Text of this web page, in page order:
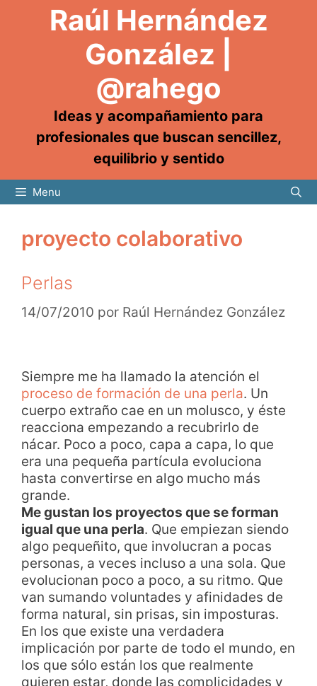
Raúl Hernández
González |
@rahego
Ideas y acompañamiento para
profesionales que buscan sencillez,
equilibrio y sentido
Menu
proyecto colaborativo
Perlas
14/07/2010 por Raúl Hernández González
Siempre me ha llamado la atención el
proceso de formación de una perla. Un
cuerpo extraño cae en un molusco, y éste
reacciona empezando a recubrirlo de
nácar. Poco a poco, capa a capa, lo que
era una pequeña partícula evoluciona
hasta convertirse en algo mucho más
grande.
Me gustan los proyectos que se forman
igual que una perla. Que empiezan siendo
algo pequeñito, que involucran a pocas
personas, a veces incluso a una sola. Que
evolucionan poco a poco, a su ritmo. Que
van sumando voluntades y afinidades de
forma natural, sin prisas, sin imposturas.
En los que existe una verdadera
implicación por parte de todo el mundo, en
los que sólo están los que realmente
quieren estar, donde las complicidades y